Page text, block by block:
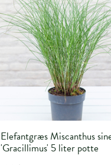
Elefantgræs Miscanthus
'Gracillimus' 5 liter potte